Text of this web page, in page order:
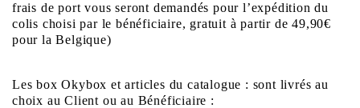
frais de port vous seront demandés pour l’expédition du
colis choisi par le bénéficiaire, gratuit à partir de 49,90€
pour la Belgique)
Les box Okybox et articles du catalogue : sont livrés au
choix au Client ou au Bénéficiaire :